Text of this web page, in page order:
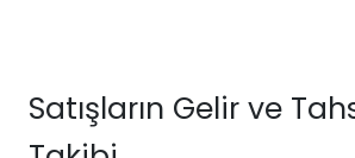
Satışların Gelir ve